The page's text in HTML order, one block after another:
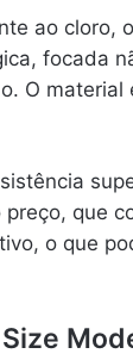
ao cloro,
focada
O material
que
o que